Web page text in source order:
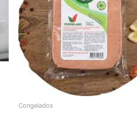
Congelados